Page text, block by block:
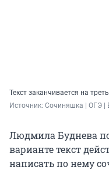
Текст заканчивается на
Источник: Сочиняшка | ОГЭ |
Людмила Буднева
варианте текст
написать по нему